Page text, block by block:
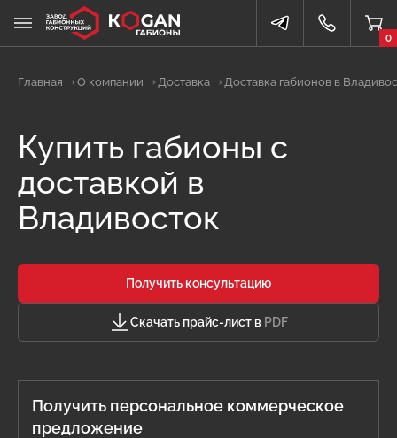
0
Главная О компании Доставка Доставка габионов в
Купить габионы с
доставкой в
Владивосток
Получить консультацию
Скачать прайс-лист в PDF
Получить персональное коммерческое
предложение